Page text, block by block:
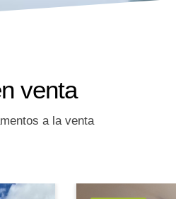
venta
a la venta